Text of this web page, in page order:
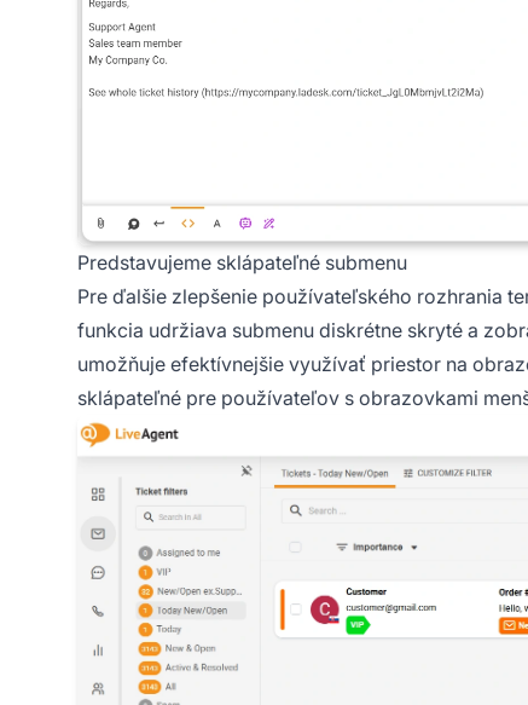
Predstavujeme sklápateľné submenu
Pre ďalšie zlepšenie používateľského rozhrania
funkcia udržiava submenu diskrétne skryté a
umožňuje efektívnejšie využívať priestor na
sklápateľné pre používateľov s obrazovkami